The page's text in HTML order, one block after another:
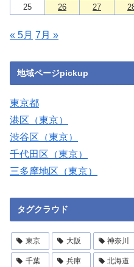
25
26 27
« 5月 7月 »
地域ページpickup
東京都
港区（東京）
渋谷区（東京）
千代田区（東京）
三多摩地区（東京）
タグクラウド
東京 大阪 神奈川
千葉 兵庫 北海道